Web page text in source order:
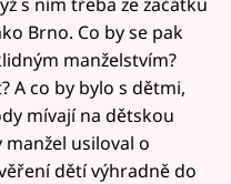
Brno. Co by se pak
manželstvím?
A co by bylo s dětmi,
mívají na dětskou
manžel usiloval o
dětí výhradně do